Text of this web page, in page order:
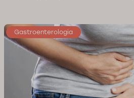
Gastroenterologia